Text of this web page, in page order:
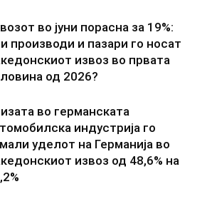
во јуни порасна за 19%:
производи и пазари го носат
извоз во првата
од 2026?
во германската
индустрија го
уделот на Германија во
извоз од 48,6% на